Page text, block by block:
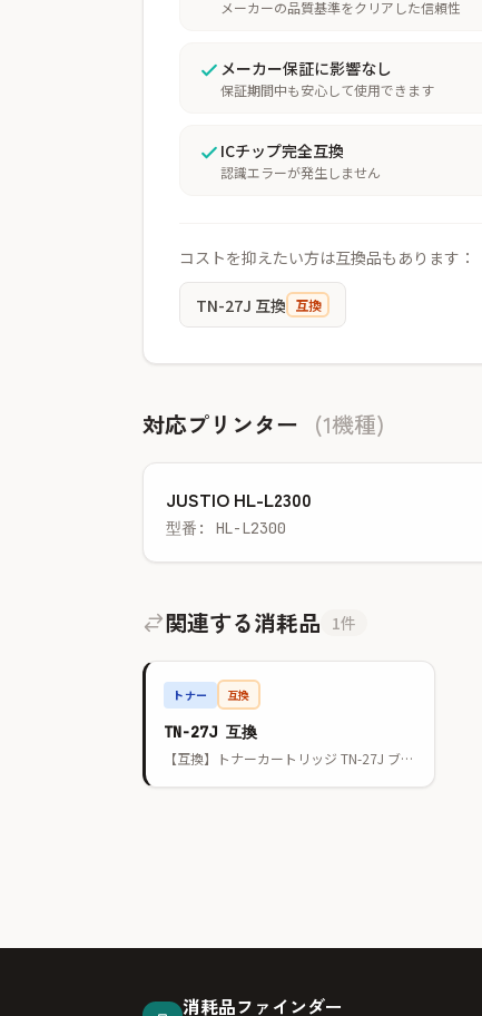
メーカーの品質基準をクリアした信頼性
メーカー保証に影響なし
保証期間中も安心して使用できます
ICチップ完全互換
認識エラーが発生しません
コストを抑えたい方は互換品もあります：
TN-27J 互換 互換
対応プリンター (1機種)
JUSTIO HL-L2300
型番: HL-L2300
関連する消耗品 1件
トナー 互換
TN-27J 互換
【互換】トナーカートリッジ TN-27J ブラック
消耗品ファインダー